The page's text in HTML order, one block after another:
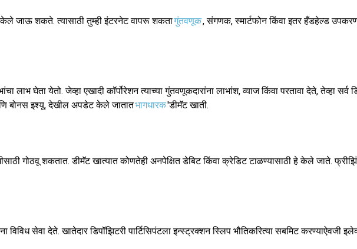
केले जाऊ शकते. त्यासाठी तुम्ही इंटरनेट वापरू शकतागुंतवणूक, संगणक, स्मार्टफोन किंवा इतर हँडहेल्ड
लाभ घेता येतो. जेव्हा एखादी कॉर्पोरेशन त्याच्या गुंतवणूकदारांना लाभांश, व्याज किंवा परतावा देते, तेव्हा
बोनस इश्यू, देखील अपडेट केले जातातभागधारक'डीमॅट खाती.
गोठवू शकतात. डीमॅट खात्यात कोणतेही अनपेक्षित डेबिट किंवा क्रेडिट टाळण्यासाठी हे केले जाते.
सेवा देते. खातेदार डिपॉझिटरी पार्टिसिपंटला इन्स्ट्रक्शन स्लिप भौतिकरित्या सबमिट करण्याऐवजी